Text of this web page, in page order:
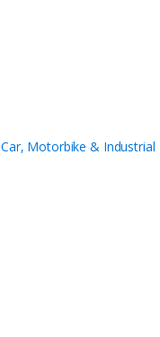
Car, Motorbike & Industrial